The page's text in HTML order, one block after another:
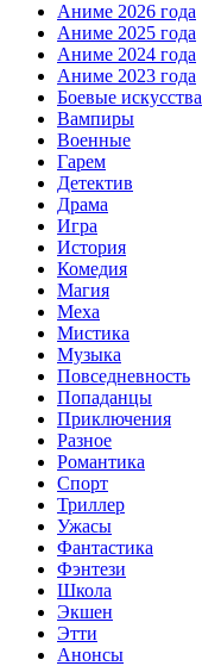
Аниме 2026 года
Аниме 2025 года
Аниме 2024 года
Аниме 2023 года
Боевые искусства
Вампиры
Военные
Гарем
Детектив
Драма
Игра
История
Комедия
Магия
Меха
Мистика
Музыка
Повседневность
Попаданцы
Приключения
Разное
Романтика
Спорт
Триллер
Ужасы
Фантастика
Фэнтези
Школа
Экшен
Этти
Анонсы